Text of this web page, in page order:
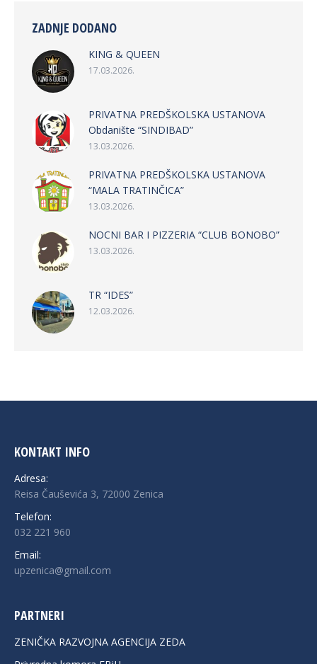
ZADNJE DODANO
KING & QUEEN
17.03.2026.
PRIVATNA PREDŠKOLSKA USTANOVA
Obdanište “SINDIBAD”
13.03.2026.
PRIVATNA PREDŠKOLSKA USTANOVA
“MALA TRATINČICA”
13.03.2026.
NOCNI BAR I PIZZERIA “CLUB BONOBO”
13.03.2026.
TR “IDES”
12.03.2026.
KONTAKT INFO
Adresa:
Reisa Čauševića 3, 72000 Zenica
Telefon:
032 221 960
Email:
upzenica@gmail.com
PARTNERI
ZENIČKA RAZVOJNA AGENCIJA ZEDA